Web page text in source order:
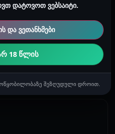
საჭიროა
დატოვოთ ვებსაიტი.
და ვეთანხმები
18 წლის
შეზღუდული დროით.